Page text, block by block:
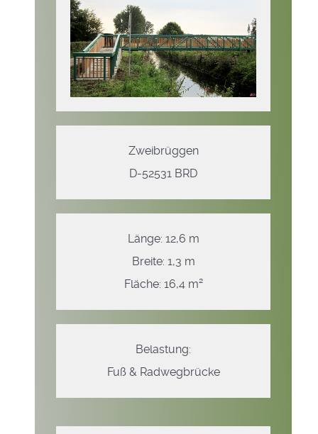
Zweibrüggen
D-52531 BRD
Länge: 12,6 m
Breite: 1,3 m
Fläche: 16,4 m²
Belastung:
Fuß & Radwegbrücke